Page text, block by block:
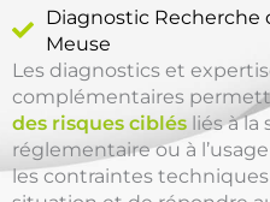
Diagnostic Recherche
Meuse
Les diagnostics et
complémentaires
des risques ciblés liés à la
réglementaire ou à
les contraintes